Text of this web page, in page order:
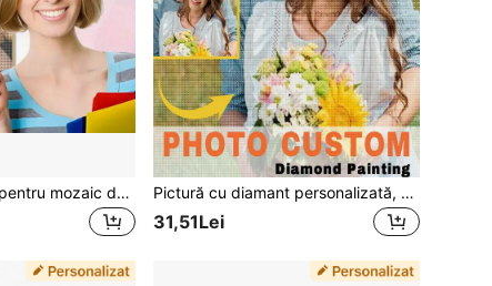
Kit de bricolaj 5D pentru mozaic de găurit complet - Personalizați cu fotografia dvs., diamante pătrate sau rotunde, pictură artistică cu diamant personalizat 927 Vândut Vândut de AZQSD Photo Custom Shop 4.8 Pictură cu diamant personalizată, artă cu diamant, fotografie privată personalizată, kituri de pictură cu diamant 5D pentru adulți, cadouri personalizate DIY pentru decor de perete acasă, diamant rotund/pătrat, pictură completă cu diamant 5D personalizată pentru adulți, artizanat, fotografie de cuplu, portret, kit de artă cu broderie rotundă DIY, creează-ți propria imagine cu stras, mozaic perfect, decor de casă
31,51Lei